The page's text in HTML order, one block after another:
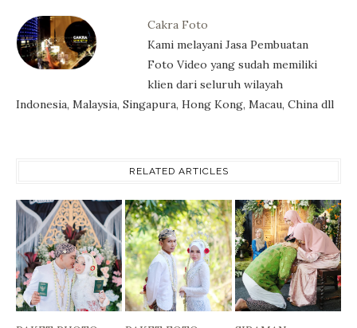
Cakra Foto
Kami melayani Jasa Pembuatan
Foto Video yang sudah memiliki
klien dari seluruh wilayah
Indonesia, Malaysia, Singapura, Hong Kong, Macau, China dll
RELATED ARTICLES